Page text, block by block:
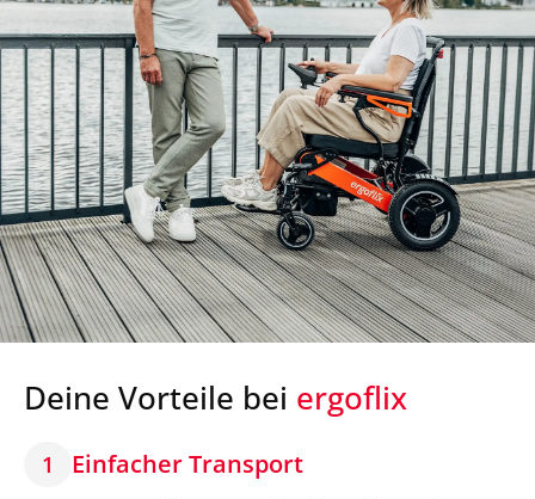
Deine Vorteile bei ergoflix
1 Einfacher Transport